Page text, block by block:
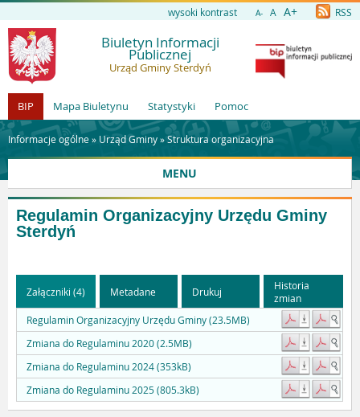
wysoki kontrast A- A A+ RSS
Biuletyn Informacji
Publicznej
Urząd Gminy Sterdyń
BIP Mapa Biuletynu Statystyki Pomoc
Informacje ogólne » Urząd Gminy»Struktura organizacyjna
MENU
Regulamin Organizacyjny Urzędu Gminy
Sterdyń
Załączniki (4) Metadane Drukuj
Historia
zmian
Regulamin Organizacyjny Urzędu Gminy (23.5MB)
Zmiana do Regulaminu 2020 (2.5MB)
Zmiana do Regulaminu 2024 (353kB)
Zmiana do Regulaminu 2025 (805.3kB)